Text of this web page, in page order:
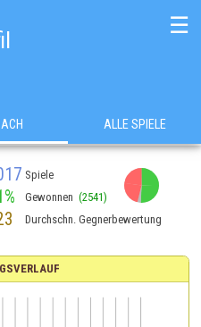
☰
ALLE SPIELE
Spiele
Gewonnen (2541)
Durchschn. Gegnerbewertung